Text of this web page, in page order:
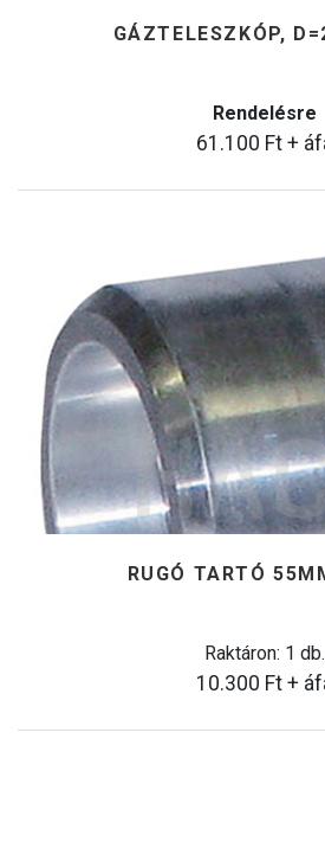
GÁZTELESZKÓP,
Rendelésre
61.100 Ft +
RUGÓ TARTÓ
Raktáron: 1 db.
10.300 Ft +